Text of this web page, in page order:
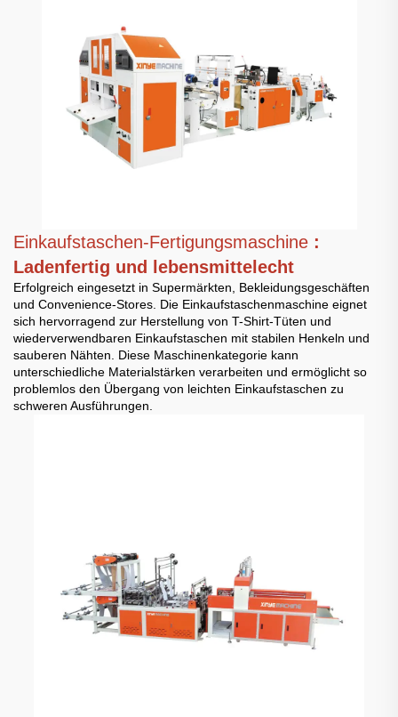
Einkaufstaschen-Fertigungsmaschine :
Ladenfertig und lebensmittelecht
Erfolgreich eingesetzt in Supermärkten, Bekleidungsgeschäften
und Convenience-Stores. Die Einkaufstaschenmaschine eignet
sich hervorragend zur Herstellung von T-Shirt-Tüten und
wiederverwendbaren Einkaufstaschen mit stabilen Henkeln und
sauberen Nähten. Diese Maschinenkategorie kann
unterschiedliche Materialstärken verarbeiten und ermöglicht so
problemlos den Übergang von leichten Einkaufstaschen zu
schweren Ausführungen.